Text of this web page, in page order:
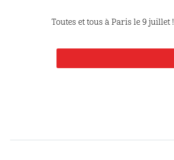
Toutes et tous à Paris le 9 juillet !